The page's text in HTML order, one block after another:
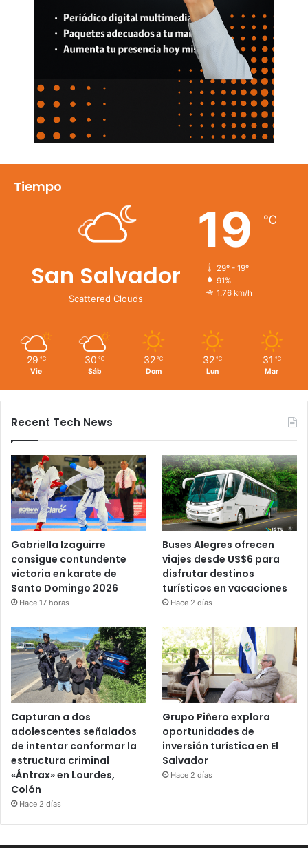
Tiempo
San Salvador
Scattered Clouds
19 ℃
29º - 19º
91%
1.76 km/h
29 ℃
Vie
30 ℃
Sáb
32 ℃
Dom
32 ℃
Lun
31 ℃
Mar
Recent Tech News
Gabriella Izaguirre
consigue contundente
victoria en karate de
Santo Domingo 2026
Hace 17 horas
Buses Alegres ofrecen
viajes desde US$6 para
disfrutar destinos
turísticos en vacaciones
Hace 2 días
Capturan a dos
adolescentes señalados
de intentar conformar la
estructura criminal
«Ántrax» en Lourdes,
Colón
Hace 2 días
Grupo Piñero explora
oportunidades de
inversión turística en El
Salvador
Hace 2 días